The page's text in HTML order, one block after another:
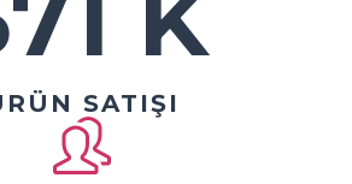
SATIŞI